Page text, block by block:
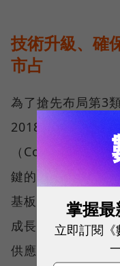
技術升級、確
市占
為了搶先布局第3
2018年收購新創
（Cold Spilt）晶
鍵的一步，可使
基板的數量提升且
成長。與此同時，
供應商，包括
掌握最
立即訂閱